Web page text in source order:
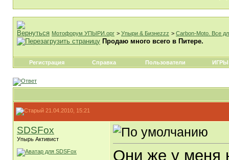
Мотофорум УПЫРИ.орг > Упыри & Бизнеzzz > Carbon-Moto. Все
Продаю много всего в Питере.
Регистрация Справка Пользователи ИГРЫ
21.04.2010, 15:21
SDSFox
Упырь Активист
Они же у меня